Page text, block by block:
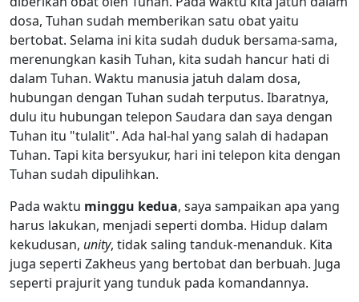
dosa, Tuhan sudah memberikan satu obat yaitu
bertobat. Selama ini kita sudah duduk bersama-sama,
merenungkan kasih Tuhan, kita sudah hancur hati di
dalam Tuhan. Waktu manusia jatuh dalam dosa,
hubungan dengan Tuhan sudah terputus. Ibaratnya,
dulu itu hubungan telepon Saudara dan saya dengan
Tuhan itu "tulalit". Ada hal-hal yang salah di hadapan
Tuhan. Tapi kita bersyukur, hari ini telepon kita dengan
Tuhan sudah dipulihkan.
Pada waktu minggu kedua, saya sampaikan apa yang
harus lakukan, menjadi seperti domba. Hidup dalam
kekudusan, unity, tidak saling tanduk-menanduk. Kita
juga seperti Zakheus yang bertobat dan berbuah. Juga
seperti prajurit yang tunduk pada komandannya.